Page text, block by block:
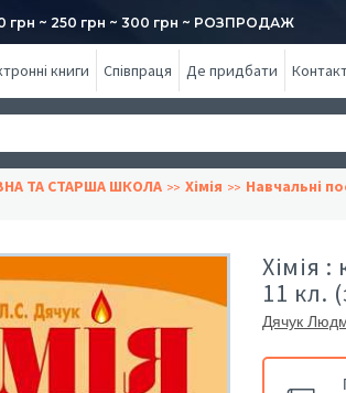
грн ~ 250 грн ~ 300 грн ~ РОЗПРОДАЖ
книги Співпраця Де придбати
ТА СТАРША ШКОЛА Хімія Навчальні
Хімія
11 кл.
Дячук